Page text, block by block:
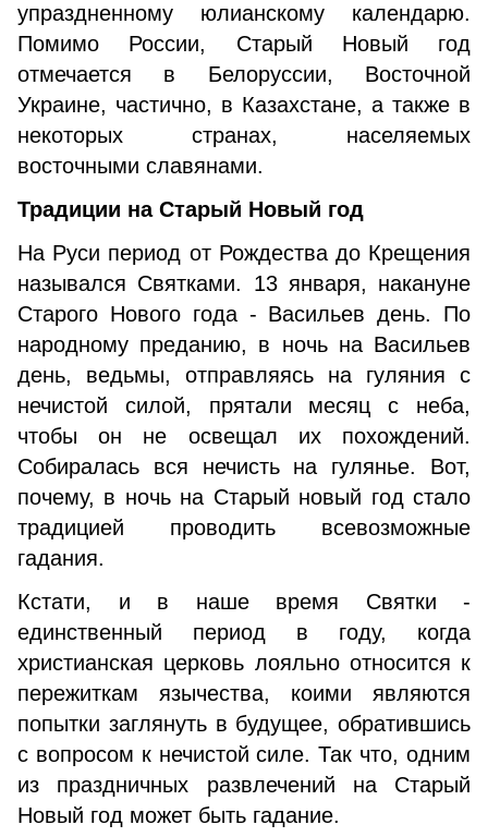
упраздненному юлианскому календарю.
Помимо России, Старый Новый год
отмечается в Белоруссии, Восточной
Украине, частично, в Казахстане, а также в
некоторых странах, населяемых
восточными славянами.
Традиции на Старый Новый год
На Руси период от Рождества до Крещения
назывался Святками. 13 января, накануне
Старого Нового года - Васильев день. По
народному преданию, в ночь на Васильев
день, ведьмы, отправляясь на гуляния с
нечистой силой, прятали месяц с неба,
чтобы он не освещал их похождений.
Собиралась вся нечисть на гулянье. Вот,
почему, в ночь на Старый новый год стало
традицией проводить всевозможные
гадания.
Кстати, и в наше время Святки -
единственный период в году, когда
христианская церковь лояльно относится к
пережиткам язычества, коими являются
попытки заглянуть в будущее, обратившись
с вопросом к нечистой силе. Так что, одним
из праздничных развлечений на Старый
Новый год может быть гадание.